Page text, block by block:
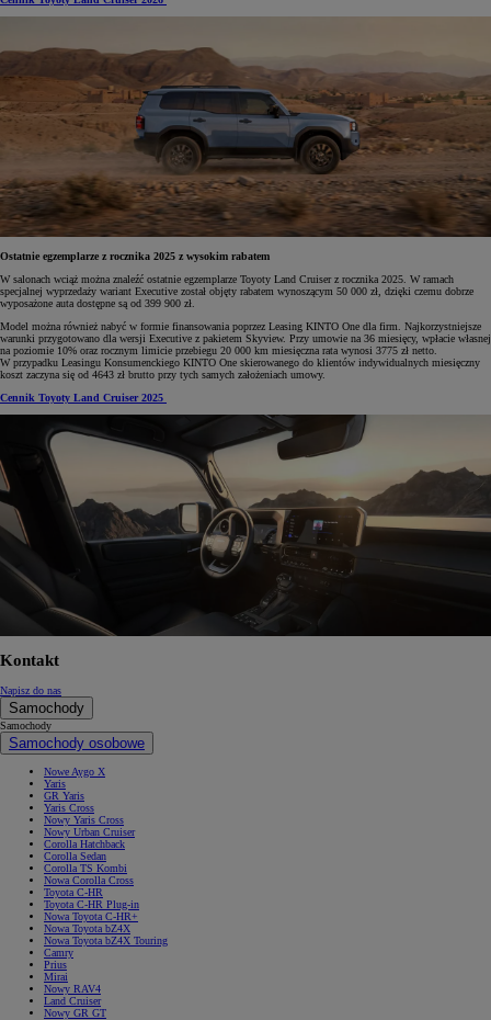
Ostatnie egzemplarze z rocznika 2025 z wysokim rabatem
W salonach wciąż można znaleźć ostatnie egzemplarze Toyoty Land Cruiser z rocznika 2025. W ramach
specjalnej wyprzedaży wariant Executive został objęty rabatem wynoszącym 50 000 zł, dzięki czemu dobrze
wyposażone auta dostępne są od 399 900 zł.
Model można również nabyć w formie finansowania poprzez Leasing KINTO One dla firm. Najkorzystniejsze
warunki przygotowano dla wersji Executive z pakietem Skyview. Przy umowie na 36 miesięcy, wpłacie własnej
na poziomie 10% oraz rocznym limicie przebiegu 20 000 km miesięczna rata wynosi 3775 zł netto.
W przypadku Leasingu Konsumenckiego KINTO One skierowanego do klientów indywidualnych miesięczny
koszt zaczyna się od 4643 zł brutto przy tych samych założeniach umowy.
Cennik Toyoty Land Cruiser 2025
Kontakt
Napisz do nas
Samochody
Samochody
Samochody osobowe
Nowe Aygo X
Yaris
GR Yaris
Yaris Cross
Nowy Yaris Cross
Nowy Urban Cruiser
Corolla Hatchback
Corolla Sedan
Corolla TS Kombi
Nowa Corolla Cross
Toyota C-HR
Toyota C-HR Plug-in
Nowa Toyota C-HR+
Nowa Toyota bZ4X
Nowa Toyota bZ4X Touring
Camry
Prius
Mirai
Nowy RAV4
Land Cruiser
Nowy GR GT